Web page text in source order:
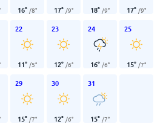
16° /8° 17° /9° 18° /9° 17° /9°
22
11° /5°
23
12° /6°
24
16° /6°
25
15° /7°
29
15° /7°
30
12° /6°
31
15° /7°